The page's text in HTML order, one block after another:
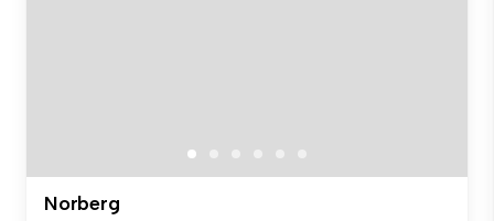
Norberg